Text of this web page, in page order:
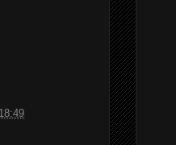
18:49